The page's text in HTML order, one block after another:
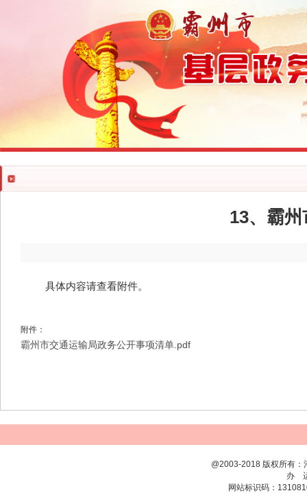
13、霸
具体内容请查看附件。
附件：
霸州市交通运输局政务公开事项清单.pdf
@2003-2018 版权所有
办
网站标识码：